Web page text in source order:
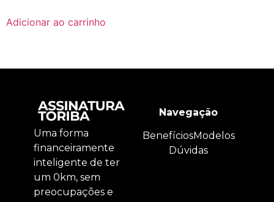
Adicionar ao carrinho
Uma forma
financeiramente
inteligente de ter
um 0km, sem
preocupações e
Navegação
BenefíciosModelos
Dúvidas